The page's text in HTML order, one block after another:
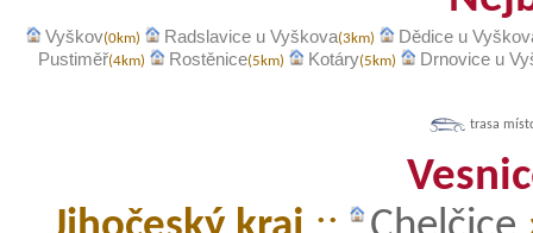
Vyškov(0km) Radslavice u Vyškova(3km)
Dědice u
Pustiměř(4km) Rostěnice(5km) Kotáry(5km) Drnovice u
trasa